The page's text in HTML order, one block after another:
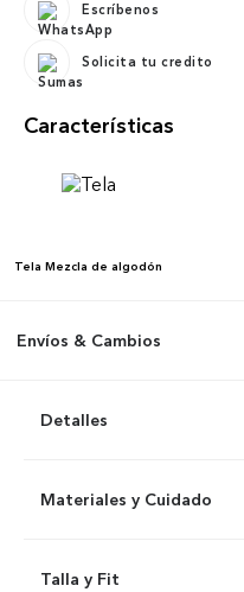
Escríbenos
Solicita tu credito
Características
Tela Mezcla de algodón
Envíos & Cambios
Detalles
Materiales y Cuidado
Talla y Fit